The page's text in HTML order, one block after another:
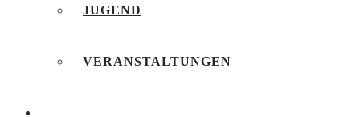
JUGEND
VERANSTALTUNGEN